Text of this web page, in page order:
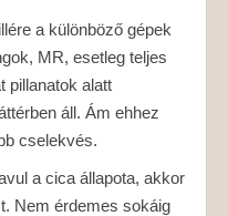
a különböző gépek
MR, esetleg teljes
pillanatok alatt
áll. Ám ehhez
cselekvés.
a cica állapota, akkor
Nem érdemes sokáig